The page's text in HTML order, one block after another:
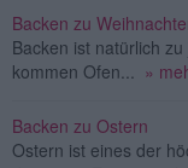
Backen zu
Backen ist natürlich
kommen Ofen...
»
Backen zu Ostern
Ostern ist eines der